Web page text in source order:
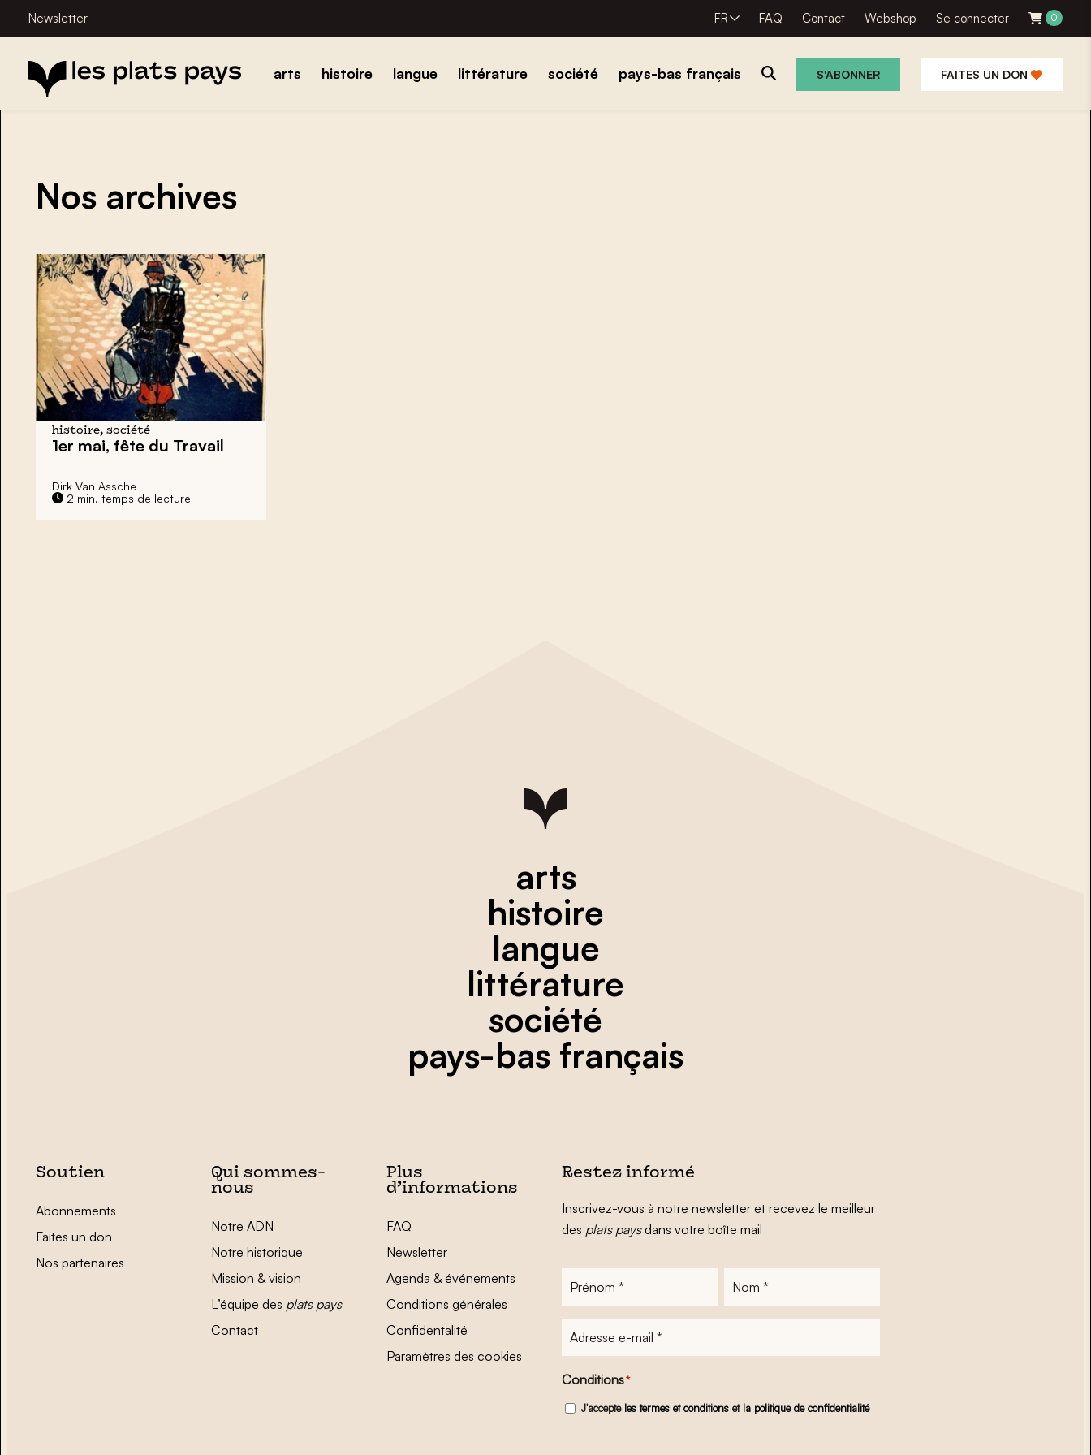
Newsletter FR FAQ Contact Webshop Se connecter 0
arts histoire langue littérature société pays-bas français S'ABONNER FAITES UN DON
Nos archives
histoire, société
1er mai, fête du Travail
Dirk Van Assche
2 min. temps de lecture
arts
histoire
langue
littérature
société
pays-bas français
Soutien
Abonnements
Faites un don
Nos partenaires
Qui sommes-
nous
Notre ADN
Notre historique
Mission & vision
L’équipe des plats pays
Contact
Plus
d’informations
FAQ
Newsletter
Agenda & événements
Conditions générales
Confidentalité
Paramètres des cookies
Restez informé
Inscrivez-vous à notre newsletter et recevez le meilleur
des plats paysdans votre boîte mail
mail
Conditions*
J'accepte les termes et conditionset la politique de confidentialité